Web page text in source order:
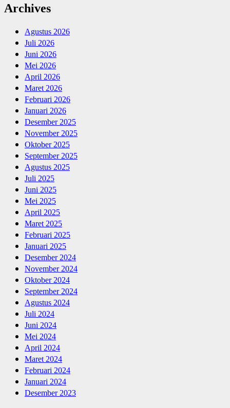
Archives
Agustus 2026
Juli 2026
Juni 2026
Mei 2026
April 2026
Maret 2026
Februari 2026
Januari 2026
Desember 2025
November 2025
Oktober 2025
September 2025
Agustus 2025
Juli 2025
Juni 2025
Mei 2025
April 2025
Maret 2025
Februari 2025
Januari 2025
Desember 2024
November 2024
Oktober 2024
September 2024
Agustus 2024
Juli 2024
Juni 2024
Mei 2024
April 2024
Maret 2024
Februari 2024
Januari 2024
Desember 2023